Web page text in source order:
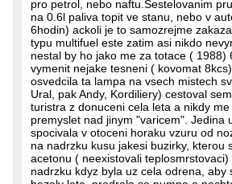
pro petrol, nebo naftu.Sestelovanim
na 0.6l paliva topit ve stanu, nebo v
6hodin) ackoli je to samozrejme
typu multifuel este zatim asi nikdo
nestal by ho jako me za totace ( 1988)
vymenit nejake tesneni ( kovomat
osvedcila ta lampa na vsech mistech
Ural, pak Andy, Kordiliery) cestoval
turistra z donuceni cela leta a nikdy
premyslet nad jinym "varicem". Jedina
spocivala v otoceni horaku vzuru od
na nadrzku kusu jakesi buzirky, kterou
acetonu ( neexistovali
nadrzku kdyz byla uz cela odrena, aby